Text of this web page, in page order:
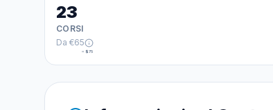
23
CORSI
Da €65
≈ $75